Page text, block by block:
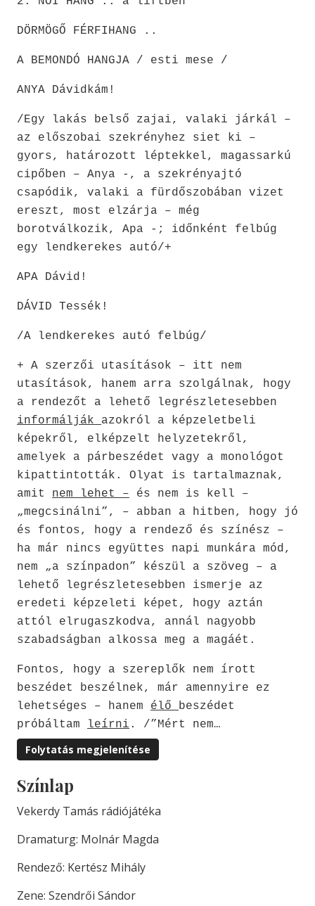
DÖRMÖGŐ FÉRFIHANG ..
A BEMONDÓ HANGJA / esti mese /
ANYA Dávidkám!
/Egy lakás belső zajai, valaki járkál –
az előszobai szekrényhez siet ki –
gyors, határozott léptekkel, magassarkú
cipőben – Anya -, a szekrényajtó
csapódik, valaki a fürdőszobában vizet
ereszt, most elzárja – még
borotválkozik, Apa -; időnként felbúg
egy lendkerekes autó/+
APA Dávid!
DÁVID Tessék!
/A lendkerekes autó felbúg/
+ A szerzői utasítások – itt nem
utasítások, hanem arra szolgálnak, hogy
a rendezőt a lehető legrészletesebben
informálják azokról a képzeletbeli
képekről, elképzelt helyzetekről,
amelyek a párbeszédet vagy a monológot
kipattintották. Olyat is tartalmaznak,
amit nem lehet – és nem is kell –
„megcsinálni”, – abban a hitben, hogy jó
és fontos, hogy a rendező és színész –
ha már nincs együttes napi munkára mód,
nem „a színpadon” készül a szöveg – a
lehető legrészletesebben ismerje az
eredeti képzeleti képet, hogy aztán
attól elrugaszkodva, annál nagyobb
szabadságban alkossa meg a magáét.
Fontos, hogy a szereplők nem írott
beszédet beszélnek, már amennyire ez
lehetséges – hanem élő beszédet
próbáltam
leírni . /”Mért nem…
Folytatás megjelenítése
Színlap
Vekerdy Tamás rádiójátéka
Dramaturg: Molnár Magda
Rendező: Kertész Mihály
Zene: Szendrői Sándor